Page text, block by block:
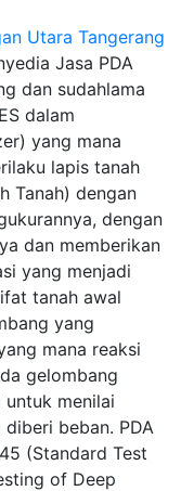
Jasa PDA
dan sudahlama
dalam
yang mana
lapis tanah
Tanah) dengan
dengan
dan memberikan
yang menjadi
tanah awal
yang
mana reaksi
gelombang
untuk menilai
beban. PDA
(Standard Test
of Deep